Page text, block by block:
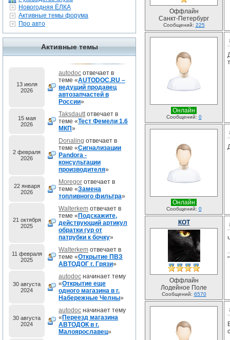
Новогодняя ЁЛКА
Активные темы форума
Про авто
Активные темы
13 июля
2026
autodoc отвечает в
теме «AUTODOC.RU –
ведущий продавец
автозапчастей в
России»
15 мая
2026
Taksdauttотвечает в
теме «Тест Фемели 1.6
МКП»
2 февраля
2026
Donaling отвечает в
теме «Сигнализации
Pandora -
консультации
производителя»
22 января
2026
Moregor отвечает в
теме «Замена
топливного фильтра»
21 октября
2025
Walterkem отвечает в
теме « Подскажите,
действующий артикул
обратки гур от
патрубки к бочку»
11 февраля
2025
Walterkem отвечает в
теме «Открытие ПВЗ
АВТОДОГ г. Грязи»
30 августа
2024
autodoc начинает тему
«Открытие еще
одного магазина в г.
Набережные Челны»
30 августа
2024
autodoc начинает тему
« Переезд магазина
АВТОДОК в г.
Малоярославец»
Оффлайн
Санкт-Петербург
Сообщений: 225
Онлайн
Сообщений: 0
Онлайн
Сообщений: 0
КОТ
Оффлайн
Лодейное Поле
Сообщений: 6570